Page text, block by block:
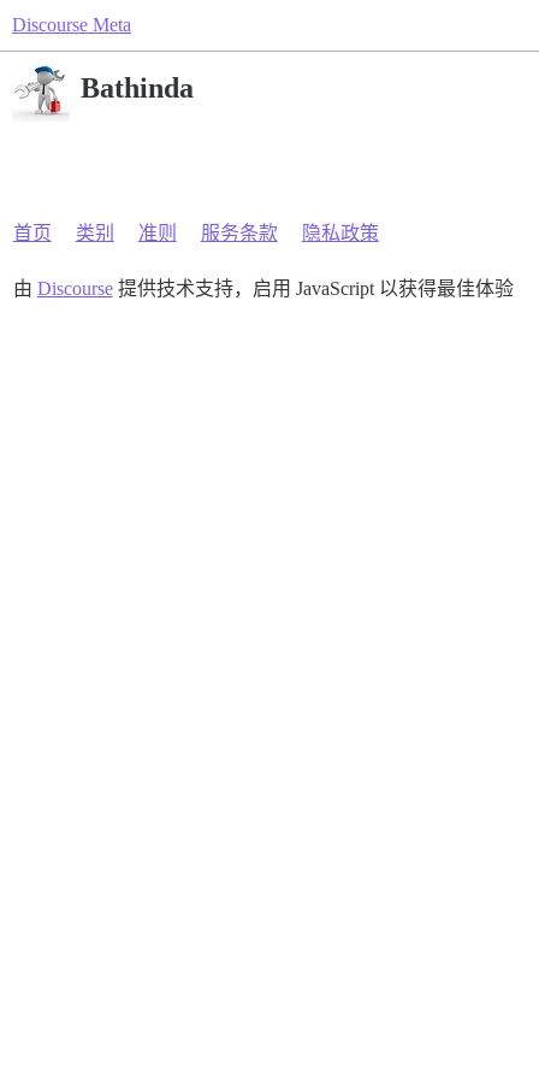
Discourse Meta
Bathinda
首页 类别 准则 服务条款 隐私政策
由 Discourse提供技术支持，启用 JavaScript 以获得最佳体验